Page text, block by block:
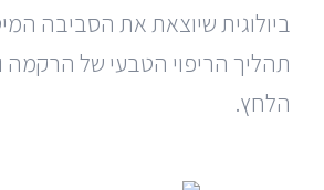
ביולוגית שיוצאת את הסביבה
תהליך הריפוי הטבעי של הרקמה
הלחץ.